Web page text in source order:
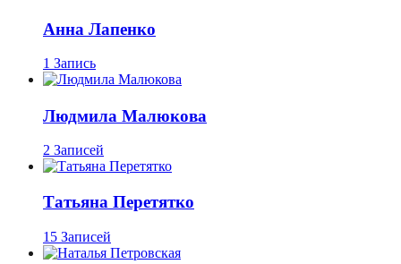
Анна Лапенко
1 Запись
Людмила Малюкова
2 Записей
Татьяна Перетятко
15 Записей